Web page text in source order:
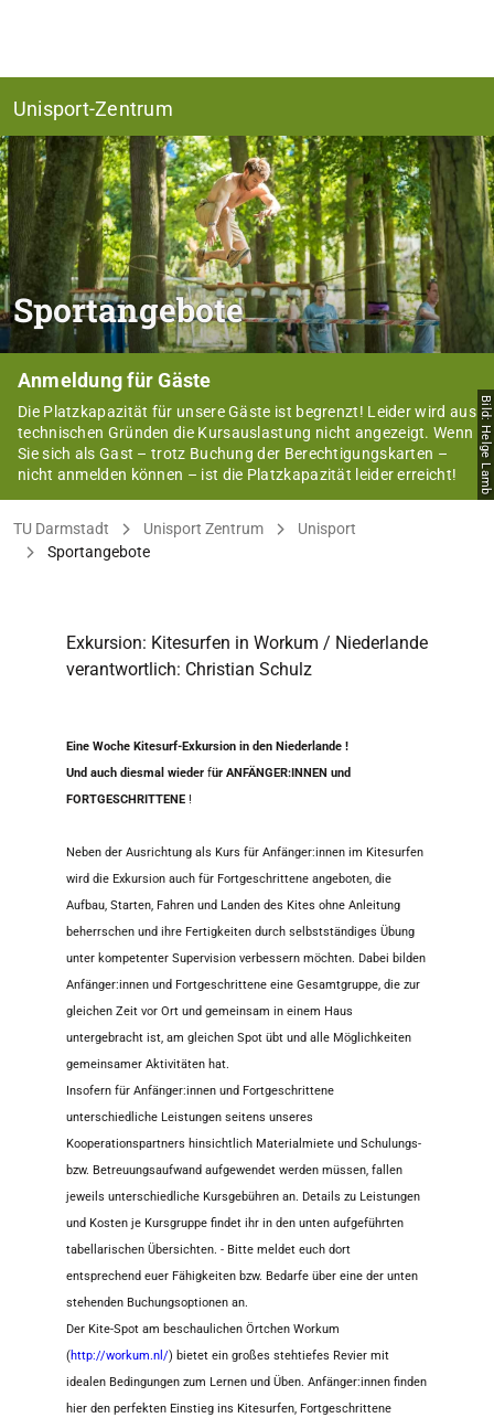
Unisport-Zentrum
Sportangebote
Anmeldung für Gäste
Die Platzkapazität für unsere Gäste ist begrenzt! Leider wird aus
technischen Gründen die Kursauslastung nicht angezeigt. Wenn
Sie sich als Gast – trotz Buchung der Berechtigungskarten –
nicht anmelden können – ist die Platzkapazität leider erreicht!
Bild: Helge Lamb
Sie befinden sich hier:
TU Darmstadt Unisport Zentrum
Unisport
Sportangebote
Exkursion: Kitesurfen in Workum / Niederlande
verantwortlich: Christian Schulz
Eine Woche Kitesurf-Exkursion in den Niederlande !
Und auch diesmal wieder für ANFÄNGER:INNEN und
FORTGESCHRITTENE !
Neben der Ausrichtung als Kurs für Anfänger:innen im Kitesurfen
wird die Exkursion auch für Fortgeschrittene angeboten, die
Aufbau, Starten, Fahren und Landen des Kites ohne Anleitung
beherrschen und ihre Fertigkeiten durch selbstständiges Übung
unter kompetenter Supervision verbessern möchten. Dabei bilden
Anfänger:innen und Fortgeschrittene eine Gesamtgruppe, die zur
gleichen Zeit vor Ort und gemeinsam in einem Haus
untergebracht ist, am gleichen Spot übt und alle Möglichkeiten
gemeinsamer Aktivitäten hat.
Insofern für Anfänger:innen und Fortgeschrittene
unterschiedliche Leistungen seitens unseres
Kooperationspartners hinsichtlich Materialmiete und Schulungs-
bzw. Betreuungsaufwand aufgewendet werden müssen, fallen
jeweils unterschiedliche Kursgebühren an. Details zu Leistungen
und Kosten je Kursgruppe findet ihr in den unten aufgeführten
tabellarischen Übersichten. - Bitte meldet euch dort
entsprechend euer Fähigkeiten bzw. Bedarfe über eine der unten
stehenden Buchungsoptionen an.
Der Kite-Spot am beschaulichen Örtchen Workum
(http://workum.nl/) bietet ein großes stehtiefes Revier mit
idealen Bedingungen zum Lernen und Üben. Anfänger:innen finden
hier den perfekten Einstieg ins Kitesurfen, Fortgeschrittene